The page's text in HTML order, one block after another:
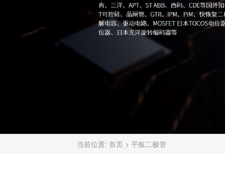
当前位置: 首页 > 平板二极管